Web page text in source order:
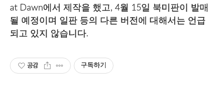
at Dawn에서 제작을 했고, 4월 15일 북미판이 발매
될 예정이며 일판 등의 다른 버전에 대해서는 언급
되고 있지 않습니다.
공감 구독하기